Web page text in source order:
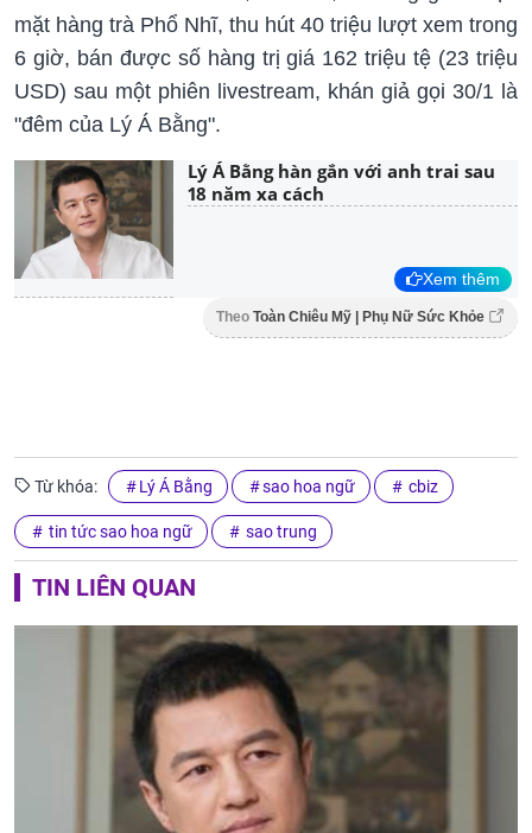
mặt hàng trà Phổ Nhĩ, thu hút 40 triệu lượt xem trong
6 giờ, bán được số hàng trị giá 162 triệu tệ (23 triệu
USD) sau một phiên livestream, khán giả gọi 30/1 là
"đêm của Lý Á Bằng".
Lý Á Bằng hàn gắn với anh trai sau
18 năm xa cách
Xem thêm
Theo Toàn Chiêu Mỹ | Phụ Nữ Sức Khỏe
Từ khóa: Lý Á Bằng sao hoa ngữ cbiz
tin tức sao hoa ngữ sao trung
TIN LIÊN QUAN